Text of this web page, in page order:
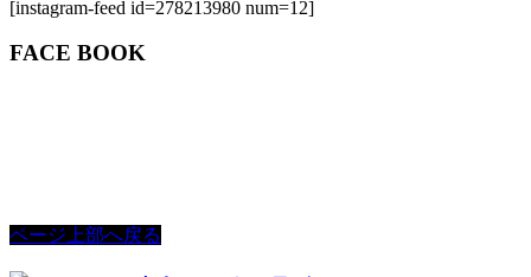
[instagram-feed id=278213980 num=12]
FACE BOOK
ページ上部へ戻る